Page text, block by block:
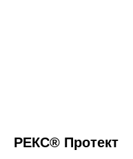
РЕКС® Протект